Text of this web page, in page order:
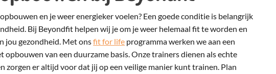
en je weer energieker voelen? Een goede conditie is belangrijk
Bij Beyondfit helpen wij je om je weer helemaal fit te worden en
jou gezondheid. Met onsfit for life programma werken we aan een
opbouwen van een duurzame basis. Onze trainers dienen als echte
zorgen er altijd voor dat jij op een veilige manier kunt trainen. Plan